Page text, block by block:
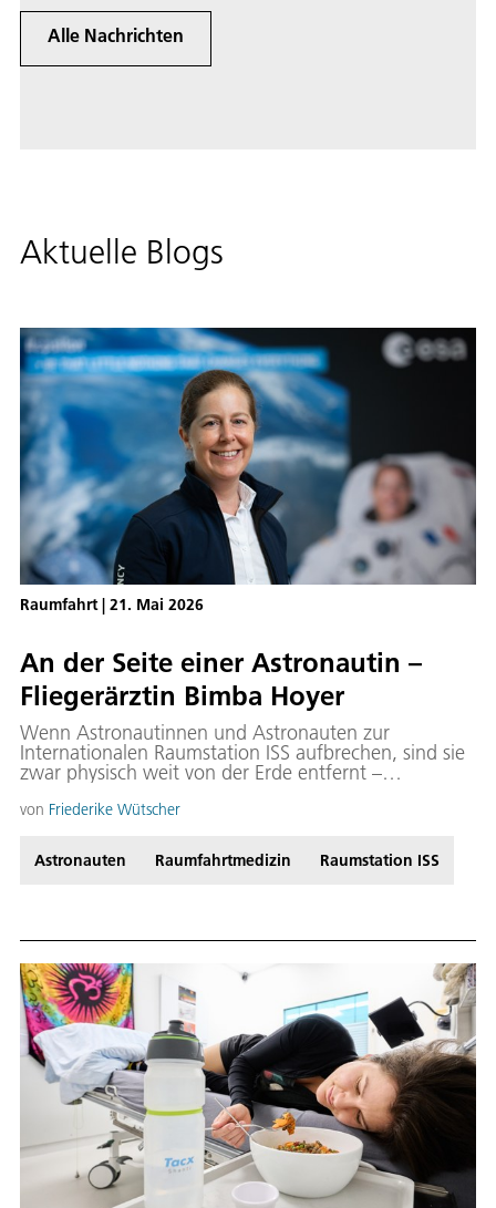
Alle Nachrichten
Aktuelle Blogs
Raumfahrt| 21. Mai 2026
An der Seite einer Astronautin –
Fliegerärztin Bimba Hoyer
Wenn Astronautinnen und Astronauten zur
Internationalen Raumstation ISS aufbrechen, sind sie
zwar physisch weit von der Erde entfernt –
Bimba Franziska Hoyer begleitet aktuell als
Astronautin Sophie Adenot während ihrer εpsilon-
Mission auf ISS. Die Aufgabe der Fliegerärztin geht
von Friederike Wütscher
Astronauten Raumfahrtmedizin Raumstation ISS